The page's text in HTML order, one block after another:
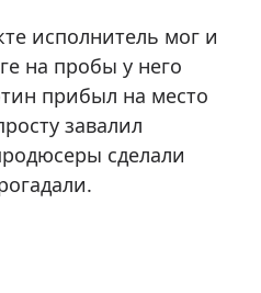
исполнитель мог и
на пробы у него
прибыл на место
завалил
сделали